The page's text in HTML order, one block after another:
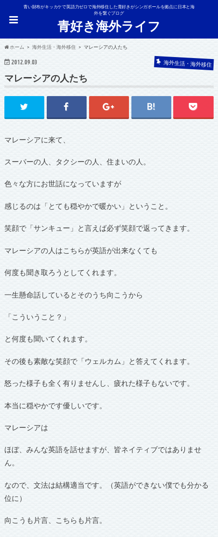
青い財布がキッカケで英語力ゼロで海外移住した青好きがシンガポールを拠点に日本と海
外を繋ぐブログ
青好き海外ライフ
ホーム 海外生活・海外移住 マレーシアの人たち
2012.09.03 海外生活・海外移住
マレーシアの人たち
マレーシアに来て、
スーパーの人、タクシーの人、住まいの人。
色々な方にお世話になっていますが
感じるのは「とても穏やかで暖かい」ということ。
笑顔で「サンキュー」と言えば必ず笑顔で返ってきます。
マレーシアの人はこちらが英語が出来なくても
何度も聞き取ろうとしてくれます。
一生懸命話しているとそのうち向こうから
「こういうこと？」
と何度も聞いてくれます。
その後も素敵な笑顔で「ウェルカム」と答えてくれます。
怒った様子も全く有りませんし、疲れた様子もないです。
本当に穏やかです優しいです。
マレーシアは
ほぼ、みんな英語を話せますが、皆ネイティブではありませ
ん。
なので、文法は結構適当です。（英語ができない僕でも分かる
位に）
向こうも片言、こちらも片言。